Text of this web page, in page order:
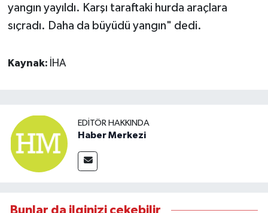
yangın yayıldı. Karşı taraftaki hurda araçlara
sıçradı. Daha da büyüdü yangın" dedi.
Kaynak: İHA
EDITÖR HAKKINDA
Haber Merkezi
Bunlar da ilginizi çekebilir